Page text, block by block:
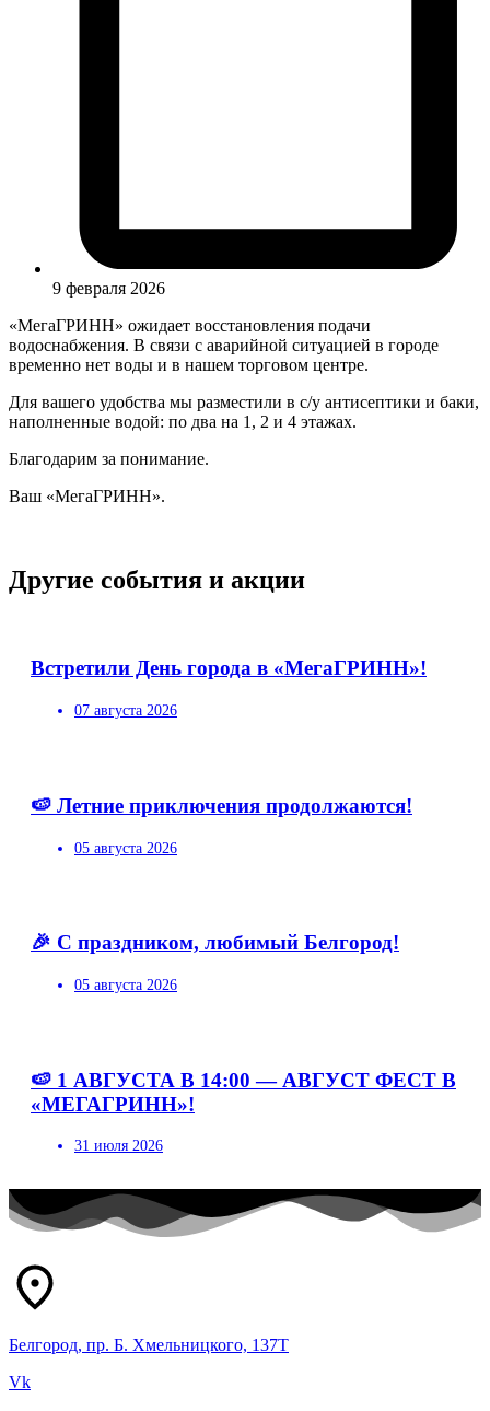
9 февраля 2026
«МегаГРИНН» ожидает восстановления подачи
водоснабжения. В связи с аварийной ситуацией в городе
временно нет воды и в нашем торговом центре.
Для вашего удобства мы разместили в с/у антисептики и баки,
наполненные водой: по два на 1, 2 и 4 этажах.
Благодарим за понимание.
Ваш «МегаГРИНН».
Другие события и акции
Встретили День города в «МегаГРИНН»!
07 августа 2026
🍉 Летние приключения продолжаются!
05 августа 2026
🎉 С праздником, любимый Белгород!
05 августа 2026
🍉 1 АВГУСТА В 14:00 — АВГУСТ ФЕСТ В
«МЕГАГРИНН»!
31 июля 2026
Белгород, пр. Б. Хмельницкого, 137Т
Vk